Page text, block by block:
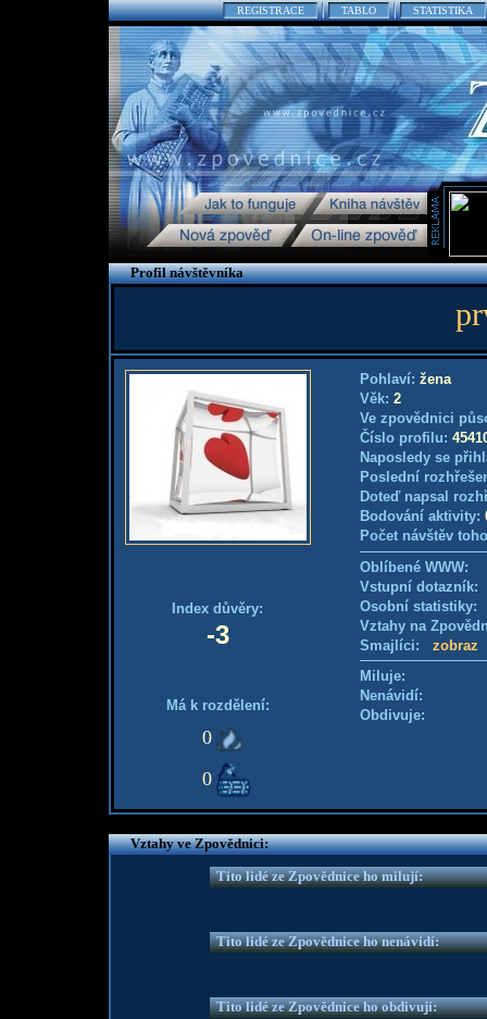
REGISTRACE TABLO STATISTIKA
Profil návštěvníka
Index důvěry:
-3
Má k rozdělení:
0
0
Pohlaví: žena
Věk: 2
Ve zpovědnici
Číslo profilu:
Naposledy se
Poslední
Doteď napsal
Bodování aktivity:
Počet návštěv
Oblíbené WWW:
Vstupní
Osobní
Vztahy na
Smajlíci: zobraz
Miluje:
Nenávidí:
Obdivuje:
Vztahy ve Zpovědnici:
Tito lidé ze Zpovědnice ho milují:
Tito lidé ze Zpovědnice ho nenávidí:
Tito lidé ze Zpovědnice ho obdivují: